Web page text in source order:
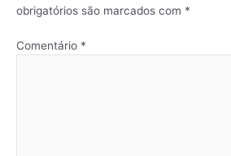
obrigatórios são marcados com *
Comentário *